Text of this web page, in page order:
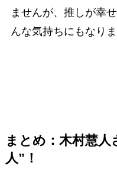
ませんが、推しが幸
んな気持ちにもなりま
まとめ：木村慧
人”！